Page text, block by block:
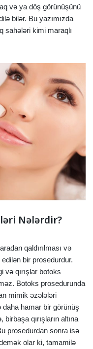
və ya döş görünüşünü
bilər. Bu yazımızda
sahələri kimi maraqlı
Nələrdir?
qaldırılması və
edilən bir prosedurdur.
və qırışlar botoks
Botoks prosedurunda
mimik əzələləri
daha hamar bir görünüş
qırışların altına
prosedurdan sonra isə
olar ki, tamamilə